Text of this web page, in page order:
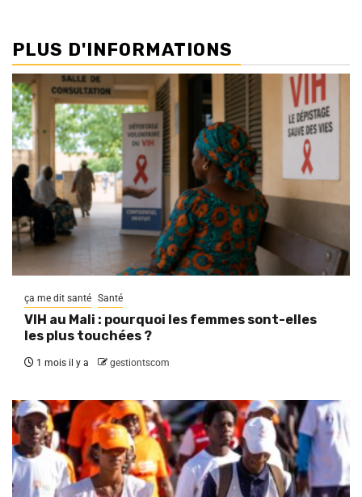
PLUS D'INFORMATIONS
ça me dit santé Santé
VIH au Mali : pourquoi les femmes sont-elles
les plus touchées ?
1 mois il y a gestiontscom